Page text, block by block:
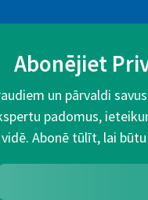
Abonējiet
un pārvaldi
padomus,
Abonē tūlīt, lai